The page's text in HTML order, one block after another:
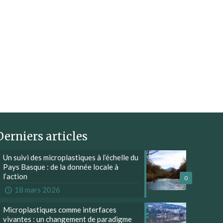
articles
0
Un suivi des microplastiques à l’échelle du
Pays Basque : de la donnée locale à
l’action
18 mars 2026
Microplastiques comme interfaces
vivantes : un changement de paradigme